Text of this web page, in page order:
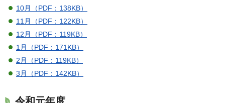
10月（PDF：138KB）
11月（PDF：122KB）
12月（PDF：119KB）
1月（PDF：171KB）
2月（PDF：119KB）
3月（PDF：142KB）